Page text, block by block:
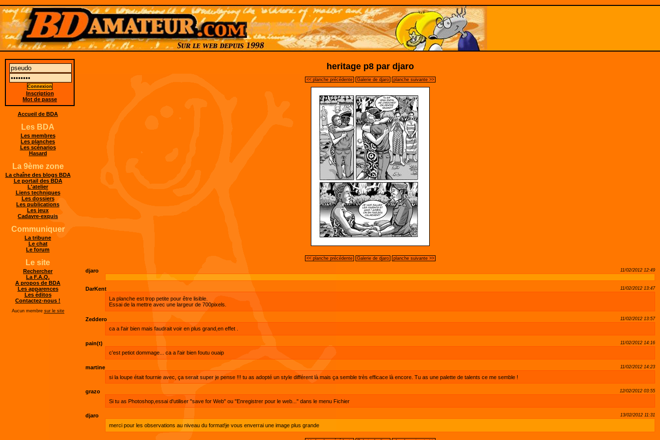
heritage p8 par djaro
<< planche précédente Galerie de djaro planche suivante >>
<< planche précédente Galerie de djaro planche suivante >>
11/02/2012 12:49
djaro
11/02/2012 13:47
DarKent
La planche est trop petite pour être lisible.
Essai de la mettre avec une largeur de 700pixels.
11/02/2012 13:57
Zeddero
ca a l'air bien mais faudrait voir en plus grand,en effet .
11/02/2012 14:16
pain(t)
c'est petiot dommage... ca a l'air bien foutu ouaip
11/02/2012 14:23
martine
si la loupe était fournie avec, ça serait super je pense !!! tu as adopté un style différent là mais ça semble très efficace là encore. Tu as une palette de talents ce me semble !
12/02/2012 03:55
grazo
Si tu as Photoshop,essai d'utiliser "save for Web" ou "Enregistrer pour le web..." dans le menu Fichier
13/02/2012 11:31
djaro
merci pour les observations au niveau du format!je vous enverrai une image plus grande
Inscription
Mot de passe
Accueil de BDA
Les BDA
Les membres
Les planches
Les scénarios
Hasard
La 9ème zone
La chaîne des blogs BDA
Le portail des BDA
L'atelier
Liens techniques
Les dossiers
Les publications
Les jeux
Cadavre-exquis
Communiquer
La tribune
Le chat
Le forum
Le site
Rechercher
La F.A.Q.
A propos de BDA
Les apparences
Les éditos
Contactez-nous !
Aucun membre sur le site